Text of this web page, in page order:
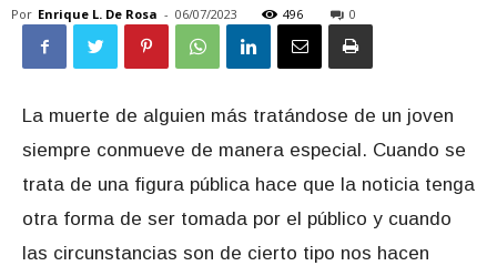
Por Enrique L. De Rosa - 06/07/2023 496 0
La muerte de alguien más tratándose de un joven
siempre conmueve de manera especial. Cuando se
trata de una figura pública hace que la noticia tenga
otra forma de ser tomada por el público y cuando
las circunstancias son de cierto tipo nos hacen